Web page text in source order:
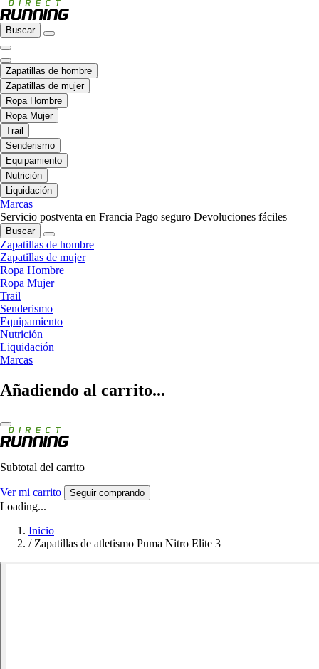
Buscar
Zapatillas de hombre
Zapatillas de mujer
Ropa Hombre
Ropa Mujer
Trail
Senderismo
Equipamiento
Nutrición
Liquidación
Marcas
Servicio postventa en Francia Pago seguro Devoluciones fáciles
Buscar
Zapatillas de hombre
Zapatillas de mujer
Ropa Hombre
Ropa Mujer
Trail
Senderismo
Equipamiento
Nutrición
Liquidación
Marcas
Añadiendo al carrito...
Subtotal del carrito
Ver mi carrito Seguir comprando
Loading...
Inicio
/ Zapatillas de atletismo Puma Nitro Elite 3